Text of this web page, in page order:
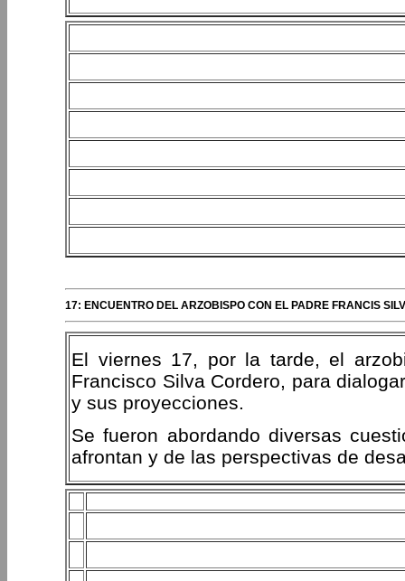
17: ENCUENTRO DEL ARZOBISPO CON EL PADRE FRANCIS
El viernes 17, por la tarde, el
Francisco Silva Cordero, para
y sus proyecciones.
Se fueron abordando diversas
afrontan y de las perspectivas de